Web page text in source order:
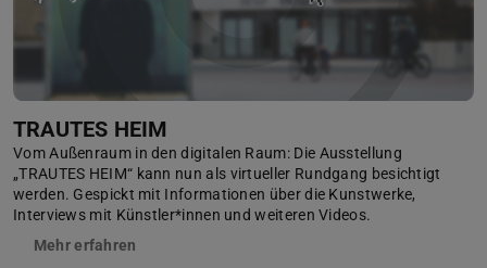
TRAUTES HEIM
Vom Außenraum in den digitalen Raum: Die Ausstellung
„TRAUTES HEIM“ kann nun als virtueller Rundgang besichtigt
werden. Gespickt mit Informationen über die Kunstwerke,
Interviews mit Künstler*innen und weiteren Videos.
Mehr erfahren